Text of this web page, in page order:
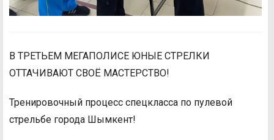
В ТРЕТЬЕМ МЕГАПОЛИСЕ ЮНЫЕ СТРЕЛКИ
ОТТАЧИВАЮТ СВОЁ МАСТЕРСТВО!
Тренировочный процесс спецкласса по пулевой
стрельбе города Шымкент!